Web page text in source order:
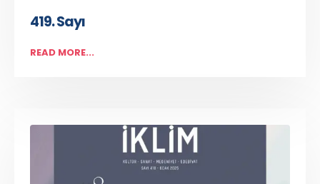
419. Sayı
READ MORE...